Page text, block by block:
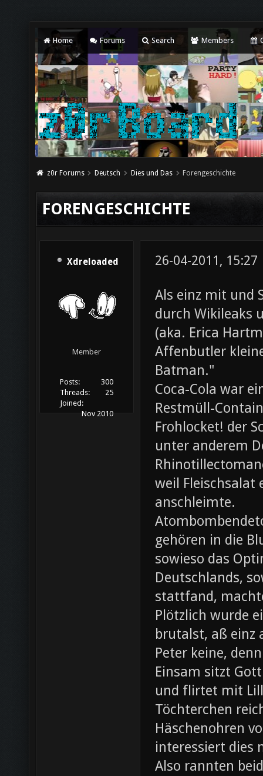
Home Forums Search Members
z0r Forums Deutsch Dies und Das Forengeschichte
FORENGESCHICHTE
Xdreloaded
Member
Posts:
300
Threads:
25
Joined:
Nov 2010
26-04-2011, 15:27
Als einz mit und
durch Wikileaks
(aka. Erica
Affenbutler
Batman."
Coca-Cola war
Restmüll-
Frohlocket! der
unter anderem
weil Fleischsalat
anschleimte.
gehören in die
sowieso das
Deutschlands,
stattfand,
Plötzlich wurde
brutalst, aß einz
Peter keine,
Einsam sitzt
und flirtet mit
Töchterchen
Häschenohren
interessiert dies
Also rannten